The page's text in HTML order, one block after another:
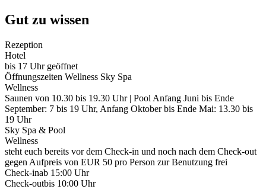
Gut zu wissen
Rezeption
Hotel
bis 17 Uhr geöffnet
Öffnungszeiten Wellness Sky Spa
Wellness
Saunen von 10.30 bis 19.30 Uhr | Pool Anfang Juni bis Ende
September: 7 bis 19 Uhr, Anfang Oktober bis Ende Mai: 13.30 bis
19 Uhr
Sky Spa & Pool
Wellness
steht euch bereits vor dem Check-in und noch nach dem Check-out
gegen Aufpreis von EUR 50 pro Person zur Benutzung frei
Check-inab 15:00 Uhr
Check-outbis 10:00 Uhr